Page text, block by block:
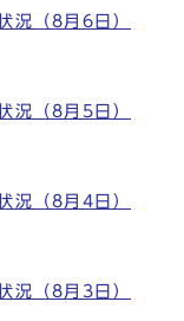
況（8月6日）
況（8月5日）
況（8月4日）
況（8月3日）